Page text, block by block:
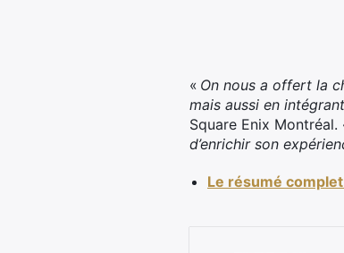
« On nous a offert la
mais aussi en
Square Enix Montréal.
d’enrichir son
Le résumé